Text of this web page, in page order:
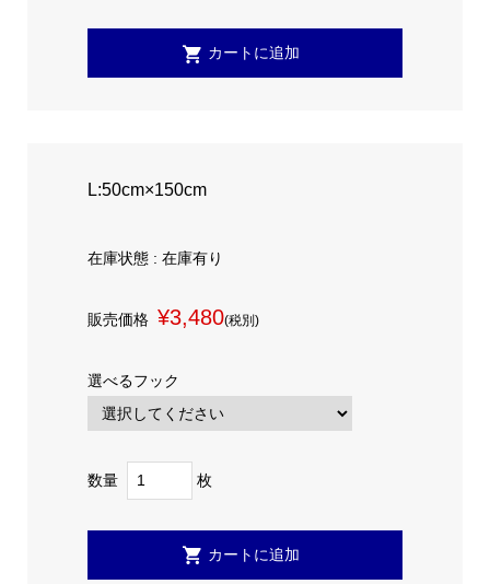
L:50cm×150cm
在庫状態 : 在庫有り
販売価格 ¥3,480(税別)
選べるフック
数量 枚